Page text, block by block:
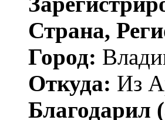
Страна,
Город:
Откуда: Из
Благодарил